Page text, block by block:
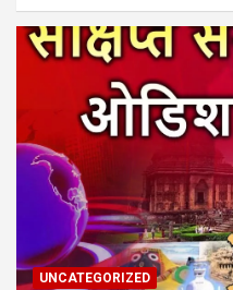
UNCATEGORIZED